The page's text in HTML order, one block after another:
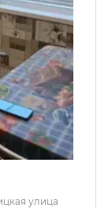
улица